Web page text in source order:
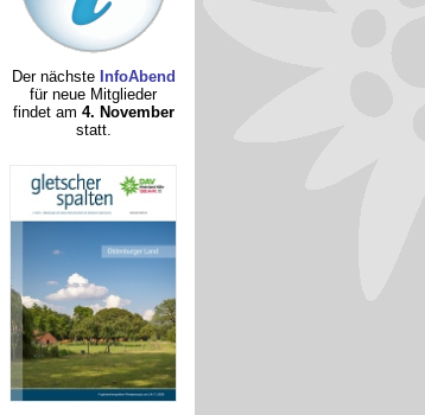
Der nächste InfoAbend
für neue Mitglieder
findet am 4. November
statt.